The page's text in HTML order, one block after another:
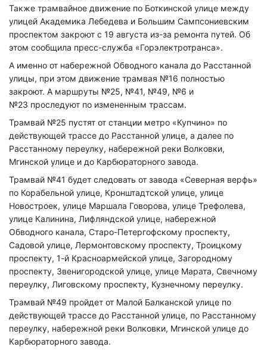
Также трамвайное движение по Боткинской улице между
улицей Академика Лебедева и Большим Сампсониевским
проспектом закроют с 19 августа из-за ремонта путей. Об
этом сообщила пресс-служба «Горэлектротранса».
А именно от набережной Обводного канала до Расстанной
улицы, при этом движение трамвая №16 полностью
закроют. А маршруты №25, №41, №49, №6 и
№23 проследуют по измененным трассам.
Трамвай №25 пустят от станции метро «Купчино» по
действующей трассе до Расстанной улице, а далее по
Расстанному переулку, набережной реки Волковки,
Мгинской улице и до Карбюраторного завода.
Трамвай №41 будет следовать от завода «Северная верфь»
по Корабельной улице, Кронштадтской улице, улице
Новостроек, улице Маршала Говорова, улице Трефолева,
улице Калинина, Лифляндской улице, набережной
Обводного канала, Старо-Петергофскому проспекту,
Садовой улице, Лермонтовскому проспекту, Троицкому
проспекту, 1-й Красноармейской улице, Загородному
проспекту, Звенигородской улице, улице Марата, Свечному
переулку, Лиговскому проспекту, Кузнечному переулку.
Трамвай №49 пройдет от Малой Балканской улице по
действующей трассе до Расстанной улице, по Расстанному
переулку, набережной реки Волковки, Мгинской улице до
Карбюраторного завода.